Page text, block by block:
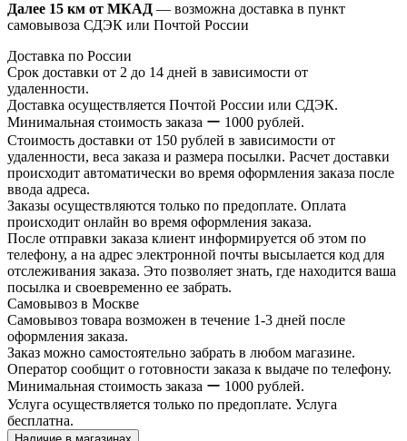
Далее 15 км от МКАД — возможна доставка в пункт
самовывоза СДЭК или Почтой России
Доставка по России
Срок доставки от 2 до 14 дней в зависимости от
удаленности.
Доставка осуществляется Почтой России или СДЭК.
Минимальная стоимость заказа ー 1000 рублей.
Стоимость доставки от 150 рублей в зависимости от
удаленности, веса заказа и размера посылки. Расчет доставки
происходит автоматически во время оформления заказа после
ввода адреса.
Заказы осуществляются только по предоплате. Оплата
происходит онлайн во время оформления заказа.
После отправки заказа клиент информируется об этом по
телефону, а на адрес электронной почты высылается код для
отслеживания заказа. Это позволяет знать, где находится ваша
посылка и своевременно ее забрать.
Самовывоз в Москве
Самовывоз товара возможен в течение 1-3 дней после
оформления заказа.
Заказ можно самостоятельно забрать в любом магазине.
Оператор сообщит о готовности заказа к выдаче по телефону.
Минимальная стоимость заказа ー 1000 рублей.
Услуга осуществляется только по предоплате. Услуга
бесплатна.